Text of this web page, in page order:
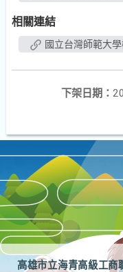
相關連結
國立台灣師範大
下架日期：
高雄市立海青高級工商